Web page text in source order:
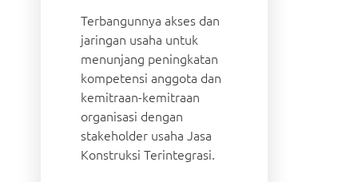
Terbangunnya akses dan
jaringan usaha untuk
menunjang peningkatan
kompetensi anggota dan
kemitraan-kemitraan
organisasi dengan
stakeholder usaha Jasa
Konstruksi Terintegrasi.